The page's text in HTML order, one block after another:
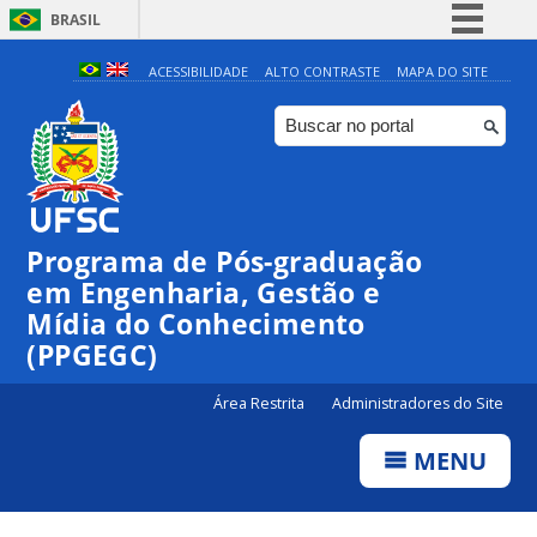
BRASIL
Simplifique!
Comunica BR
Participe
Canais
ACESSIBILIDADE ALTO CONTRASTE MAPA DO SITE
Programa de Pós-graduação
em Engenharia, Gestão e
Mídia do Conhecimento
(PPGEGC)
Área Restrita Administradores do Site
MENU